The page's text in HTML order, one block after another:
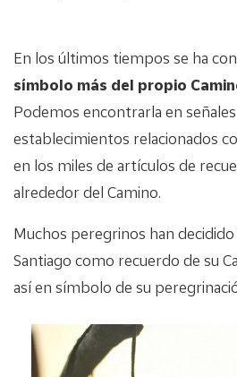
En los últimos tiempos se ha
símbolo más del propio
Podemos encontrarla en
establecimientos relacionados
en los miles de artículos de
alrededor del Camino.
Muchos peregrinos han
Santiago como recuerdo de su
así en símbolo de su